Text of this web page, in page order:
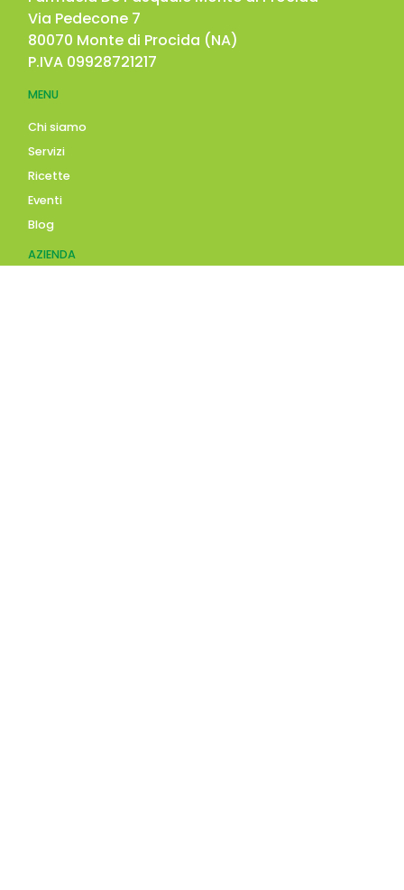
Via Pedecone 7
80070 Monte di Procida (NA)
P.IVA 09928721217
MENU
Chi siamo
Servizi
Ricette
Eventi
Blog
AZIENDA